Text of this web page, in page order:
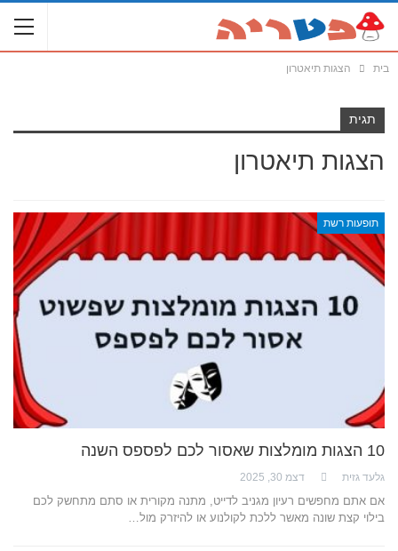
בית הצגות תיאטרון
תגית
הצגות תיאטרון
תופעות רשת
10 הצגות מומלצות שאסור לכם לפספס השנה
גלעד גזית דצמ 30, 2025
אם אתם מחפשים רעיון מגניב לדייט, מתנה מקורית או סתם מתחשק לכם
בילוי קצת שונה מאשר ללכת לקולנוע או להיזרק מול…